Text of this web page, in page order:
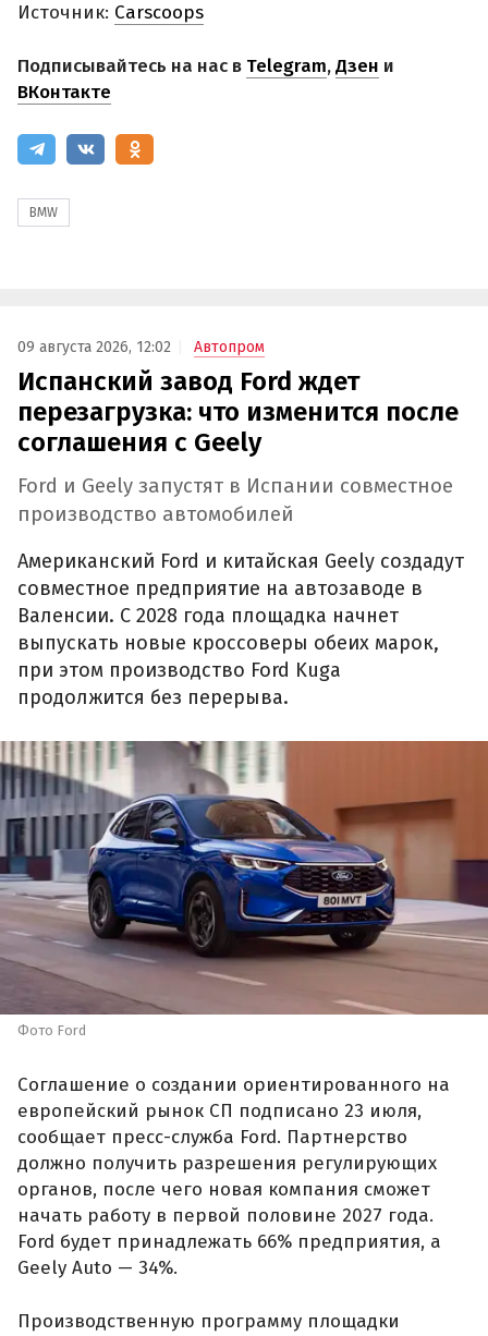
Источник: Carscoops
Подписывайтесь на нас в Telegram,Дзен и
ВКонтакте
BMW
09 августа 2026, 12:02 Автопром
Испанский завод Ford ждет
перезагрузка: что изменится после
соглашения с Geely
Ford и Geely запустят в Испании совместное
производство автомобилей
Американский Ford и китайская Geely создадут
совместное предприятие на автозаводе в
Валенсии. С 2028 года площадка начнет
выпускать новые кроссоверы обеих марок,
при этом производство Ford Kuga
продолжится без перерыва.
Фото Ford
Соглашение о создании ориентированного на
европейский рынок СП подписано 23 июля,
сообщает пресс-служба Ford. Партнерство
должно получить разрешения регулирующих
органов, после чего новая компания сможет
начать работу в первой половине 2027 года.
Ford будет принадлежать 66% предприятия, а
Geely Auto — 34%.
Производственную программу площадки